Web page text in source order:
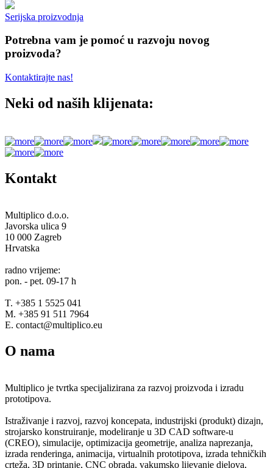
Serijska proizvodnja
Potrebna vam je pomoć u razvoju novog
proizvoda?
Kontaktirajte nas!
Neki od naših klijenata:
Kontakt
Multiplico d.o.o.
Javorska ulica 9
10 000 Zagreb
Hrvatska
radno vrijeme:
pon. - pet. 09-17 h
T. +385 1 5525 041
M. +385 91 511 7964
E. contact@multiplico.eu
O nama
Multiplico je tvrtka specijalizirana za razvoj proizvoda i izradu
prototipova.
Istraživanje i razvoj, razvoj koncepata, industrijski (produkt) dizajn,
strojarsko konstruiranje, modeliranje u 3D CAD software-u
(CREO), simulacije, optimizacija geometrije, analiza naprezanja,
izrada renderinga, animacija, virtualnih prototipova, izrada tehničkih
crteža, 3D printanje, CNC obrada, vakumsko lijevanje djelova,